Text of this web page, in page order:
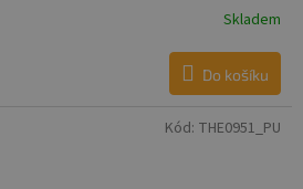
Skladem
Do košíku
Kód: THE0951_PU